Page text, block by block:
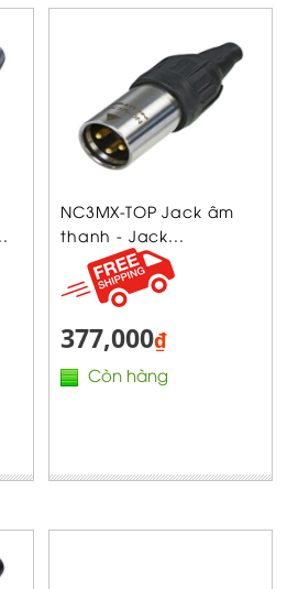
NC3MX-TOP Jack âm
thanh - Jack...
377,000₫
Còn hàng